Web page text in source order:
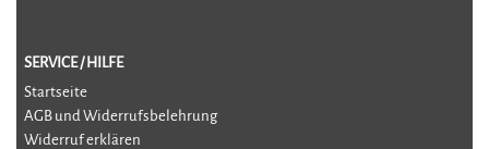
SERVICE / HILFE
Startseite
AGB und Widerrufsbelehrung
Widerruf erklären